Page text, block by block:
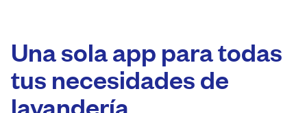
Una sola app para todas
tus necesidades de
lavandería